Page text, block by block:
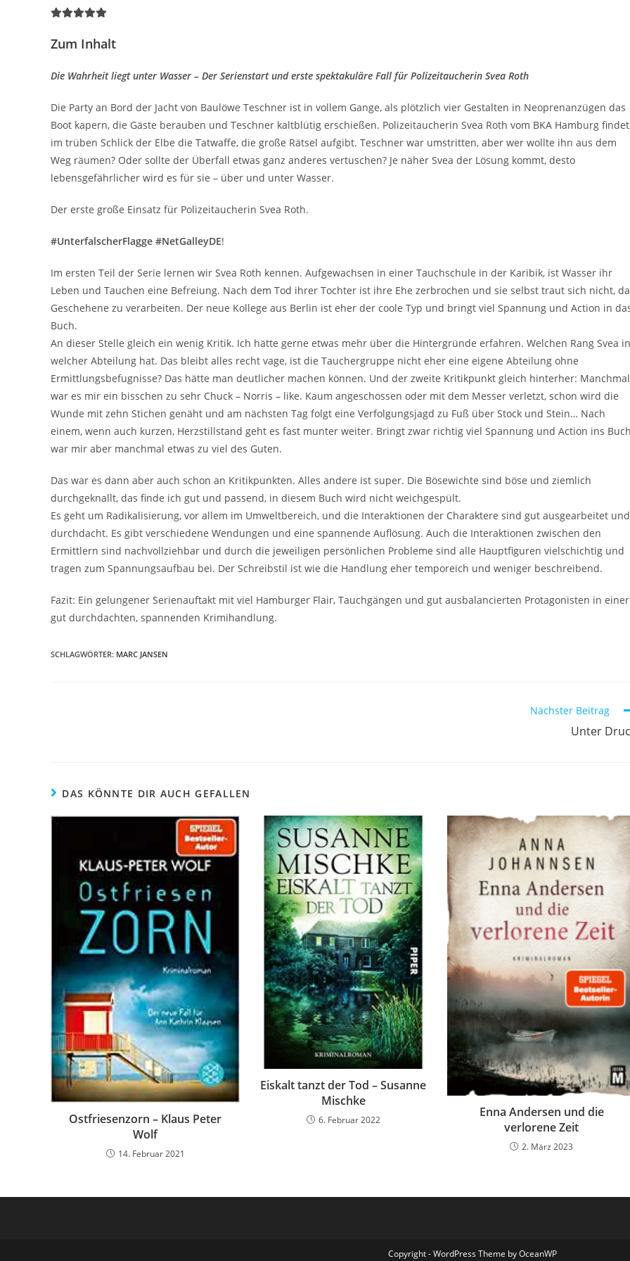
Zum Inhalt
Die Wahrheit liegt unter Wasser – Der Serienstart und erste spektakuläre Fall für Polizeitaucherin Svea Roth
Die Party an Bord der Jacht von Baulöwe Teschner ist in vollem Gange, als plötzlich vier Gestalten in Neoprenanzügen das
Boot kapern, die Gäste berauben und Teschner kaltblütig erschießen. Polizeitaucherin Svea Roth vom BKA Hamburg findet
im trüben Schlick der Elbe die Tatwaffe, die große Rätsel aufgibt. Teschner war umstritten, aber wer wollte ihn aus dem
Weg räumen? Oder sollte der Überfall etwas ganz anderes vertuschen? Je näher Svea der Lösung kommt, desto
lebensgefährlicher wird es für sie – über und unter Wasser.
Der erste große Einsatz für Polizeitaucherin Svea Roth.
#UnterfalscherFlagge #NetGalleyDE!
Im ersten Teil der Serie lernen wir Svea Roth kennen. Aufgewachsen in einer Tauchschule in der Karibik, ist Wasser ihr
Leben und Tauchen eine Befreiung. Nach dem Tod ihrer Tochter ist ihre Ehe zerbrochen und sie selbst traut sich nicht,
Geschehene zu verarbeiten. Der neue Kollege aus Berlin ist eher der coole Typ und bringt viel Spannung und Action in
Buch.
An dieser Stelle gleich ein wenig Kritik. Ich hätte gerne etwas mehr über die Hintergründe erfahren. Welchen Rang Svea in
welcher Abteilung hat. Das bleibt alles recht vage, ist die Tauchergruppe nicht eher eine eigene Abteilung ohne
Ermittlungsbefugnisse? Das hätte man deutlicher machen können. Und der zweite Kritikpunkt gleich hinterher: Manchmal
war es mir ein bisschen zu sehr Chuck – Norris – like. Kaum angeschossen oder mit dem Messer verletzt, schon wird die
Wunde mit zehn Stichen genäht und am nächsten Tag folgt eine Verfolgungsjagd zu Fuß über Stock und Stein… Nach
einem, wenn auch kurzen, Herzstillstand geht es fast munter weiter. Bringt zwar richtig viel Spannung und Action ins
war mir aber manchmal etwas zu viel des Guten.
Das war es dann aber auch schon an Kritikpunkten. Alles andere ist super. Die Bösewichte sind böse und ziemlich
durchgeknallt, das finde ich gut und passend, in diesem Buch wird nicht weichgespült.
Es geht um Radikalisierung, vor allem im Umweltbereich, und die Interaktionen der Charaktere sind gut ausgearbeitet und
durchdacht. Es gibt verschiedene Wendungen und eine spannende Auflösung. Auch die Interaktionen zwischen den
Ermittlern sind nachvollziehbar und durch die jeweiligen persönlichen Probleme sind alle Hauptfiguren vielschichtig und
tragen zum Spannungsaufbau bei. Der Schreibstil ist wie die Handlung eher temporeich und weniger beschreibend.
Fazit: Ein gelungener Serienauftakt mit viel Hamburger Flair, Tauchgängen und gut ausbalancierten Protagonisten in einer
gut durchdachten, spannenden Krimihandlung.
SCHLAGWÖRTER: MARC JANSEN
Nächster Beitrag
Unter
DAS KÖNNTE DIR AUCH GEFALLEN
Ostfriesenzorn – Klaus Peter
Wolf
14. Februar 2021
Eiskalt tanzt der Tod – Susanne
Mischke
6. Februar 2022
Enna Andersen und die
verlorene Zeit
2. März 2023
Copyright - WordPress Theme by OceanWP